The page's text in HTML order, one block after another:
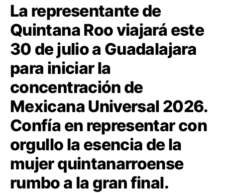
La representante de
Quintana Roo viajará este
30 de julio a Guadalajara
para iniciar la
concentración de
Mexicana Universal 2026.
Confía en representar con
orgullo la esencia de la
mujer quintanarroense
rumbo a la gran final.